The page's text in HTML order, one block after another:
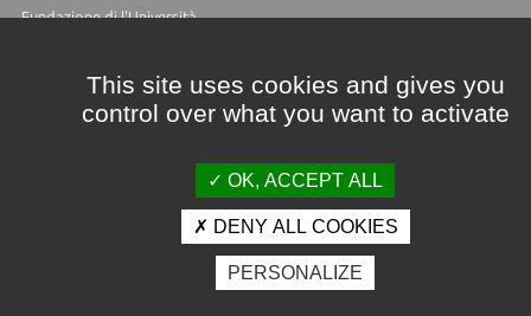
Fundazione di l'Università
Crédits et mentions légales
Espace presse
Photothèque
This site uses cookies and gives you
control over what you want to activate
OK, ACCEPT ALL
DENY ALL COOKIES
PERSONALIZE